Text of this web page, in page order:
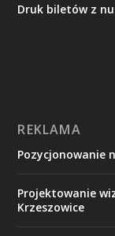
Druk biletów z
REKLAMA
Pozycjonowanie
Projektowanie
Krzeszowice